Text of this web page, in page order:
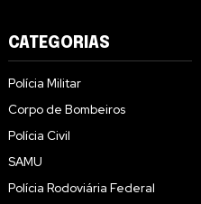
CATEGORIAS
Polícia Militar
Corpo de Bombeiros
Polícia Civil
SAMU
Polícia Rodoviária Federal